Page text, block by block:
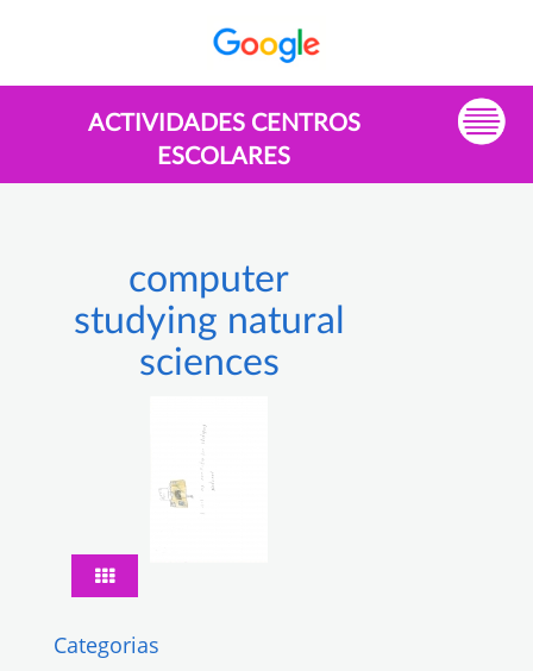
ACTIVIDADES CENTROS
ESCOLARES
computer
studying natural
sciences
Categorias